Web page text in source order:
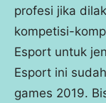
profesi jika
kompetisi-
Esport untuk
Esport ini
games 2019.